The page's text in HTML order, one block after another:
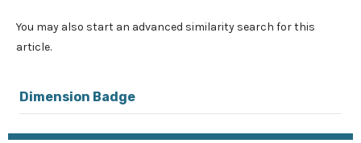
You may also start an advanced similarity search for this
article.
Dimension Badge